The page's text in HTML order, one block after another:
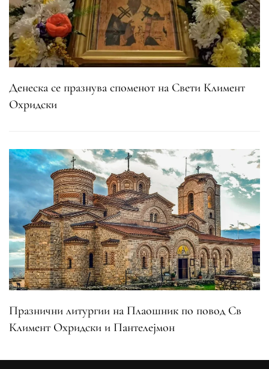
Денеска се празнува споменот на Свети Климент
Охридски
Празнични литургии на Плаошник по повод Св
Климент Охридски и Пантелејмон